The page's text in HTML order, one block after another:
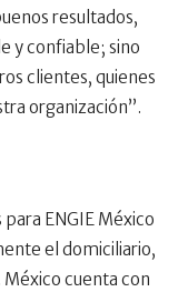
resultados,
y confiable; sino
clientes, quienes
organización”.
ENGIE México
el domiciliario,
cuenta con